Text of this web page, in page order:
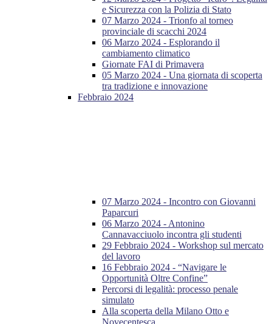
e Sicurezza con la Polizia di Stato
07 Marzo 2024 - Trionfo al torneo
provinciale di scacchi 2024
06 Marzo 2024 - Esplorando il
cambiamento climatico
Giornate FAI di Primavera
05 Marzo 2024 - Una giornata di scoperta
tra tradizione e innovazione
Febbraio 2024
07 Marzo 2024 - Incontro con Giovanni
Paparcuri
06 Marzo 2024 - Antonino
Cannavacciuolo incontra gli studenti
29 Febbraio 2024 - Workshop sul mercato
del lavoro
16 Febbraio 2024 - “Navigare le
Opportunità Oltre Confine”
Percorsi di legalità: processo penale
simulato
Alla scoperta della Milano Otto e